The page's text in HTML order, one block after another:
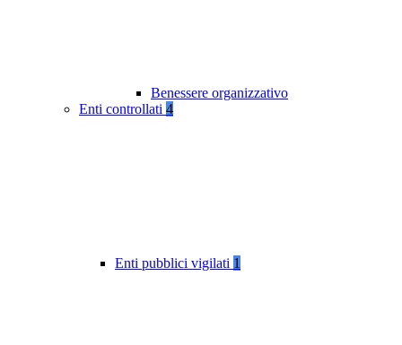
Benessere organizzativo
Enti controllati 4
Enti pubblici vigilati 1